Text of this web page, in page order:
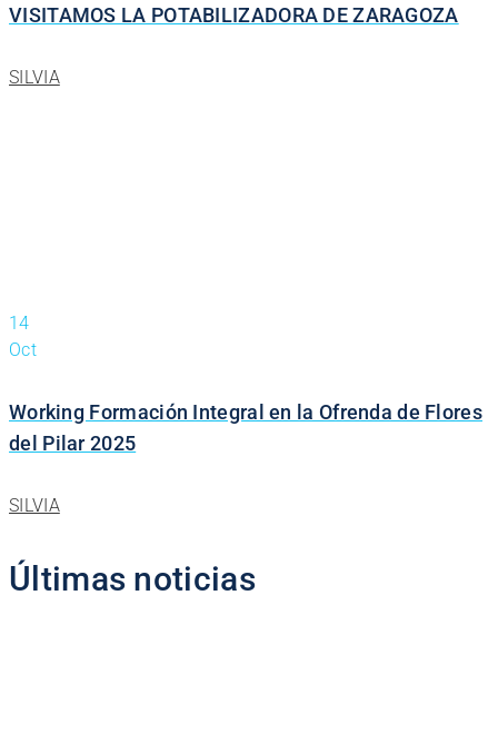
VISITAMOS LA POTABILIZADORA DE ZARAGOZA
SILVIA
14
Oct
Working Formación Integral en la Ofrenda de Flores
del Pilar 2025
SILVIA
Últimas noticias